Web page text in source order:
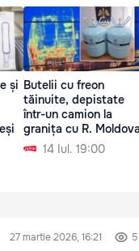
și Butelii cu freon
tăinuite, depistate
într-un camion la
granița cu R. Moldova
14 Iul. 19:00
27 martie 2026, 16:21